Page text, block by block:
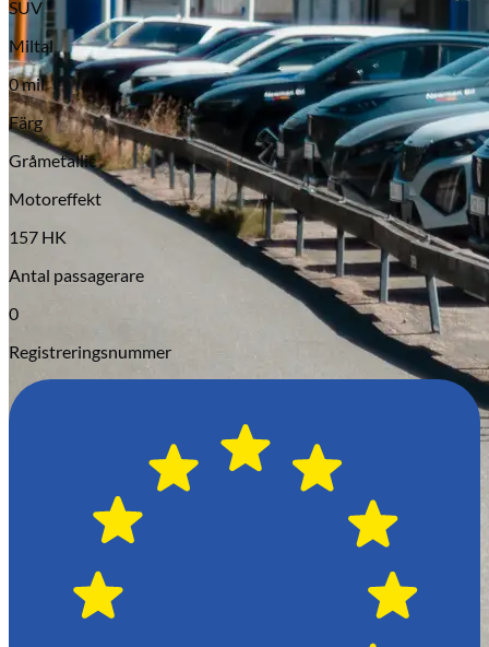
Serviceverkstad
SUV
Miltal
0 mil
Färg
Gråmetallic
Motoreffekt
157 HK
Antal passagerare
0
Registreringsnummer